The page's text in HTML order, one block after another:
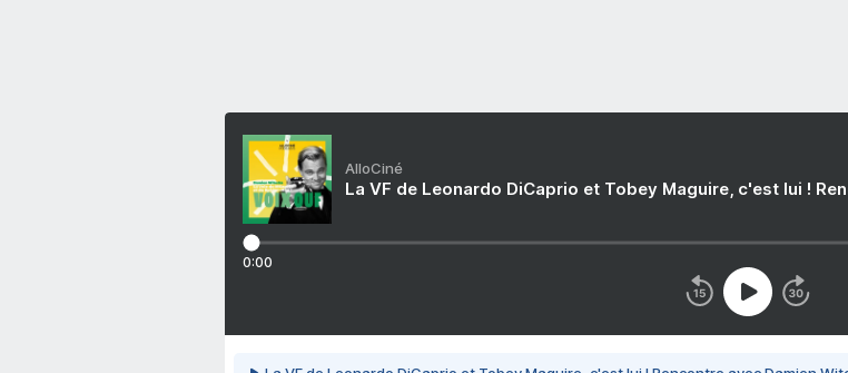
AlloCiné
La VF de Leonardo DiCaprio et Tobey Maguire, c'est lui !
0:00